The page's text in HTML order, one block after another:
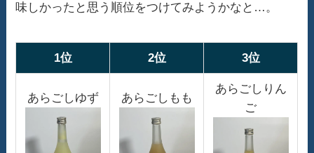
味しかったと思う順位をつけてみようかなと…。
1位 2位 3位
あらごしゆず あらごしもも
あらごしりん
ご